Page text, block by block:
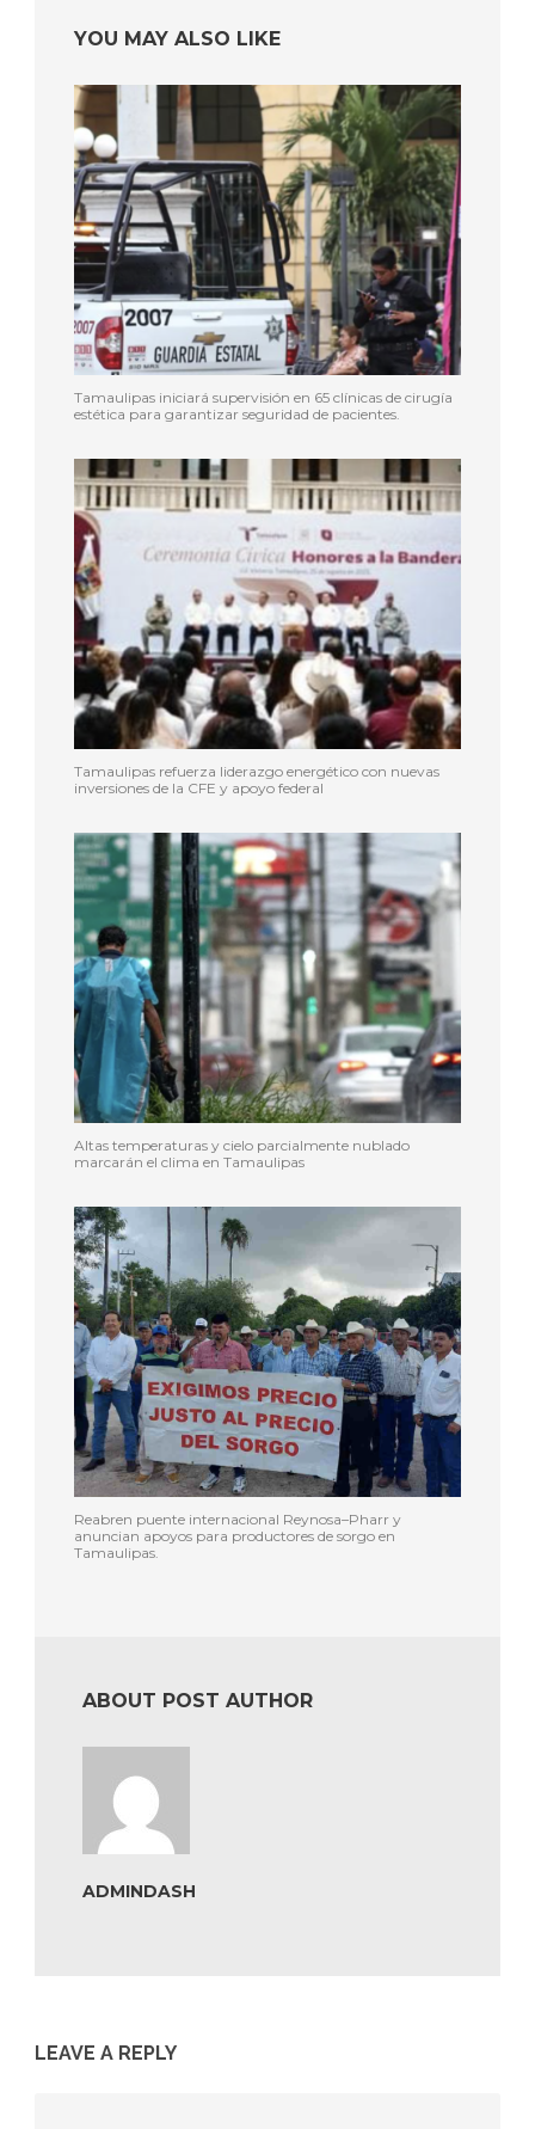
YOU MAY ALSO LIKE
Tamaulipas iniciará supervisión en 65 clínicas de cirugía
estética para garantizar seguridad de pacientes.
Tamaulipas refuerza liderazgo energético con nuevas
inversiones de la CFE y apoyo federal
Altas temperaturas y cielo parcialmente nublado
marcarán el clima en Tamaulipas
Reabren puente internacional Reynosa–Pharr y
anuncian apoyos para productores de sorgo en
Tamaulipas.
ABOUT POST AUTHOR
ADMINDASH
LEAVE A REPLY